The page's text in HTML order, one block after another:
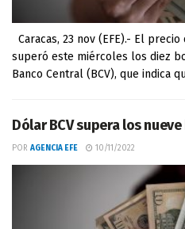
Caracas, 23 nov (EFE).- El
superó este miércoles los diez
Banco Central (BCV), que indica
Dólar BCV supera los
POR AGENCIA EFE 10/11/2022